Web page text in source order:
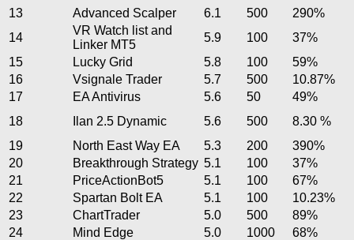
13
Advanced Scalper 6.1 500
290%
14
VR Watch list and
Linker MT5
5.9 100
37%
15
Lucky Grid 5.8 100
59%
16
Vsignale Trader 5.7 500
10.87%
17
EA Antivirus 5.6 50
49%
18
Ilan 2.5 Dynamic 5.6 500
8.30 %
19
North East Way EA 5.3 200
390%
20
Breakthrough Strategy 5.1 100
37%
21
PriceActionBot5 5.1 100
67%
22
Spartan Bolt EA 5.1 100
10.23%
23
ChartTrader 5.0 500
89%
24
Mind Edge 5.0 1000
68%